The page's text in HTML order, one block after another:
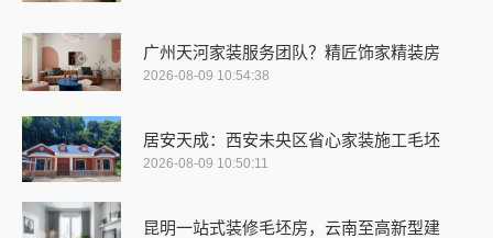
广州天河家装服务团队？精匠饰家精装房
2026-08-09 10:54:38
居安天成：西安未央区省心家装施工毛坯
2026-08-09 10:50:11
昆明一站式装修毛坯房，云南至高新型建